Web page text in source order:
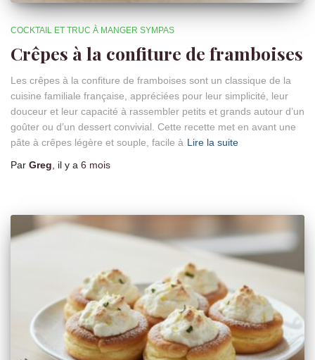
COCKTAIL ET TRUC À MANGER SYMPAS
Crêpes à la confiture de framboises
Les crêpes à la confiture de framboises sont un classique de la
cuisine familiale française, appréciées pour leur simplicité, leur
douceur et leur capacité à rassembler petits et grands autour d’un
goûter ou d’un dessert convivial. Cette recette met en avant une
pâte à crêpes légère et souple, facile à Lire la suite
Par Greg , il y a 6 mois